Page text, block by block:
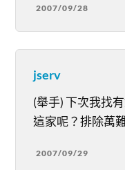
2007/09/28
jserv
(舉手) 下次我找
這家呢？排除萬
2007/09/29